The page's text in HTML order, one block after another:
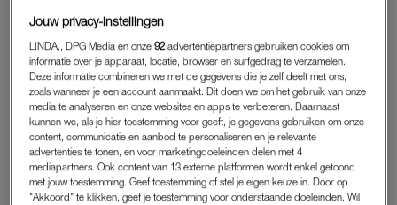
Jouw privacy-instellingen
LINDA., DPG Media en onze92 advertentiepartners gebruiken cookies om
informatie over je apparaat, locatie, browser en surfgedrag te verzamelen.
Deze informatie combineren we met de gegevens die je zelf deelt met ons,
zoals wanneer je een account aanmaakt. Dit doen we om het gebruik van onze
media te analyseren en onze websites en apps te verbeteren. Daarnaast
kunnen we, als je hier toestemming voor geeft, je gegevens gebruiken om onze
content, communicatie en aanbod te personaliseren en je relevante
advertenties te tonen, en voor marketingdoeleinden delen met 4
mediapartners. Ook content van 13 externe platformen wordt enkel getoond
met jouw toestemming. Geef toestemming of stel je eigen keuze in. Door op
"Akkoord" te klikken, geef je toestemming voor onderstaande doeleinden. Wil